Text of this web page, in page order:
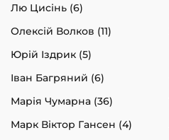
Лю Цисінь (6)
Олексій Волков (11)
Юрій Іздрик (5)
Іван Багряний (6)
Марія Чумарна (36)
Марк Віктор Гансен (4)